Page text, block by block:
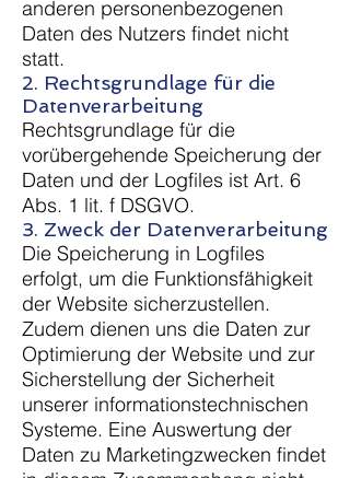
anderen personenbezogenen
Daten des Nutzers findet nicht
statt.
2. Rechtsgrundlage für die
Datenverarbeitung
Rechtsgrundlage für die
vorübergehende Speicherung der
Daten und der Logfiles ist Art. 6
Abs. 1 lit. f DSGVO.
3. Zweck der Datenverarbeitung
Die Speicherung in Logfiles
erfolgt, um die Funktionsfähigkeit
der Website sicherzustellen.
Zudem dienen uns die Daten zur
Optimierung der Website und zur
Sicherstellung der Sicherheit
unserer informationstechnischen
Systeme. Eine Auswertung der
Daten zu Marketingzwecken findet